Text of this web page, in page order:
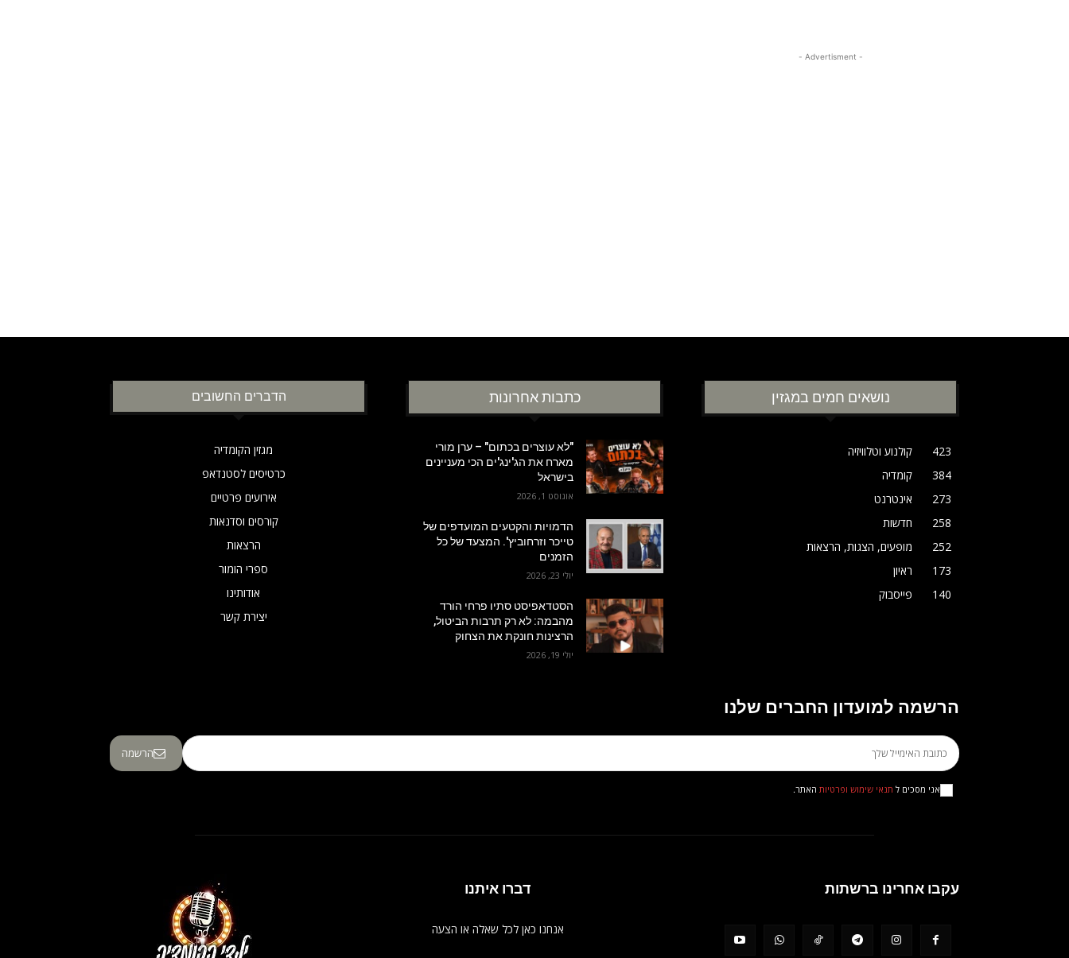
- Advertisment -
הדברים החשובים
מגזין הקומדיה
כרטיסים לסטנדאפ
אירועים פרטיים
קורסים וסדנאות
הרצאות
ספרי הומור
אודותינו
יצירת קשר
כתבות אחרונות
"לא עוצרים בכתום" – ערן מורי
מארח את הג'ינג'ים הכי מעניינים
בישראל
אוגוסט 1, 2026
הדמויות והקטעים המועדפים של
טייכר וזרחוביץ'. המצעד של כל
הזמנים
יולי 23, 2026
הסטדאפיסט סתיו פרחי הורד
מהבמה: לא רק תרבות הביטול,
הרצינות חונקת את הצחוק
יולי 19, 2026
נושאים חמים במגזין
קולנוע וטלוויזיה
423
קומדיה
384
אינטרנט
273
חדשות
258
מופעים, הצגות, הרצאות
252
ראיון
173
פייסבוק
140
הרשמה למועדון החברים שלנו
הרשמה
אני מסכים ל תנאי שימוש ופרטיותהאתר.
דברו איתנו
אנחנו כאן לכל שאלה או הצעה
עקבו אחרינו ברשתות